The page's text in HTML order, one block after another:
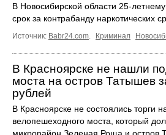
В Новосибирской области 25-
срок за контрабанду наркотических
Источник: Babr24.com. Криминал
В Красноярске не нашли
моста на остров Татышев
рублей
В Красноярске не состоялись торги
велопешеходного моста, который